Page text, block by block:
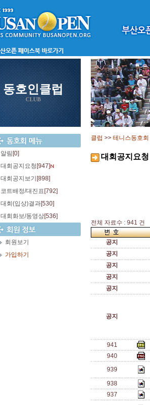
동호인클럽
CLUB
알림 [0]
대회공지요청 [947]
대회공지보기 [898]
코트배정/대진표 [792]
대회(입상)결과[530]
대회화보/동영상[536]
회원보기
가입하기
클럽 >> 테니스동호회
대회공지요청
전체 자료수 : 941 건
공지
공지
공지
공지
공지
공지
941
940
939
938
937